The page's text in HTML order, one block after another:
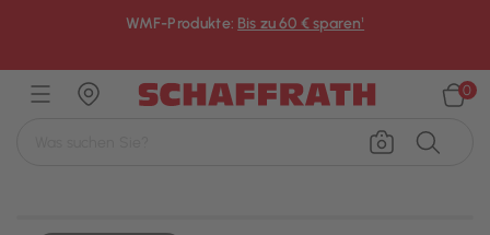
WMF-Produkte: Bis zu 60 € sparen¹
0